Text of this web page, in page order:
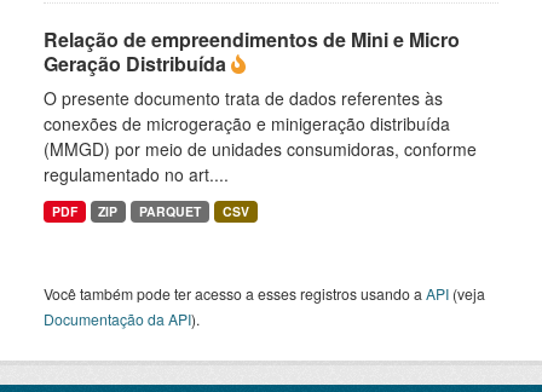
Relação de empreendimentos de Mini e Micro
Geração Distribuída
O presente documento trata de dados referentes às
conexões de microgeração e minigeração distribuída
(MMGD) por meio de unidades consumidoras, conforme
regulamentado no art....
PDF ZIP PARQUET CSV
Você também pode ter acesso a esses registros usando a API (veja
Documentação da API).